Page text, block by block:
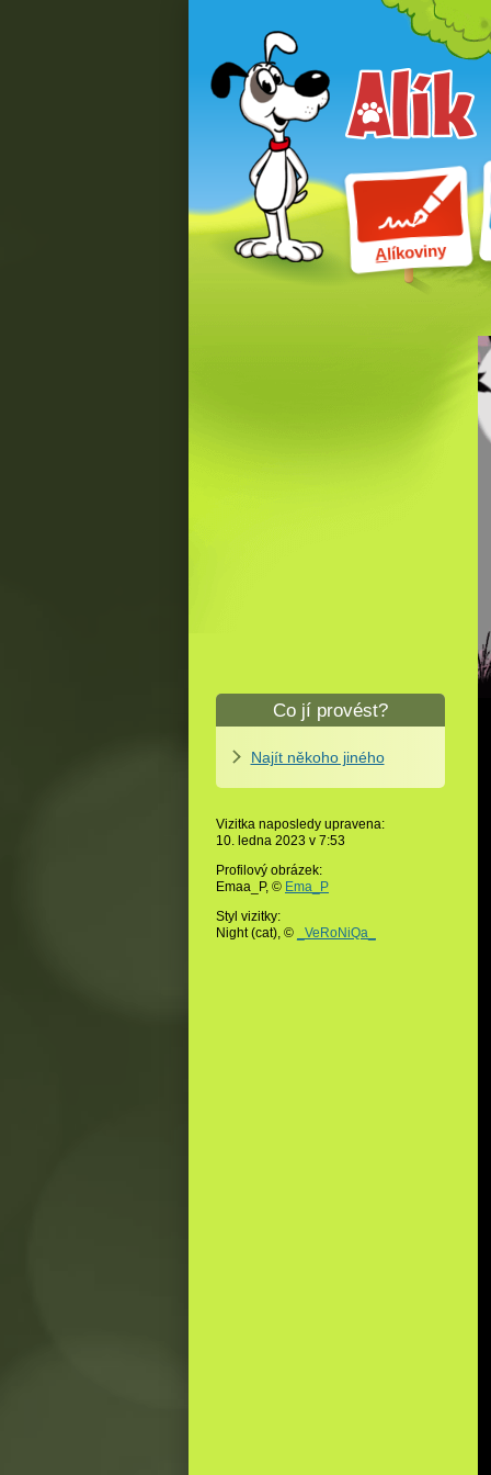
Alíkoviny
Co jí provést?
Najít někoho jiného
Vizitka naposledy upravena:
10. ledna 2023 v 7:53
Profilový obrázek:
Emaa_P, © Ema_P
Styl vizitky:
Night (cat), ©
_VeRoNiQa_